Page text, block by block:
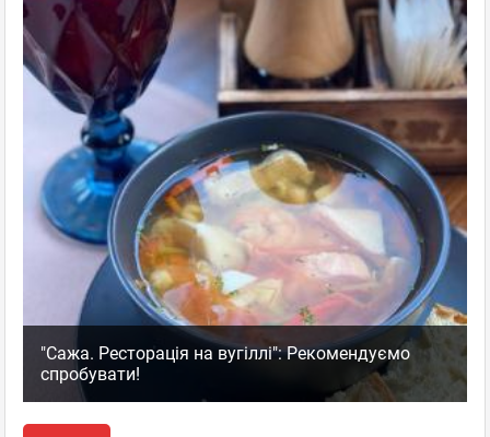
"Сажа. Ресторація на вугіллі": Рекомендуємо
спробувати!